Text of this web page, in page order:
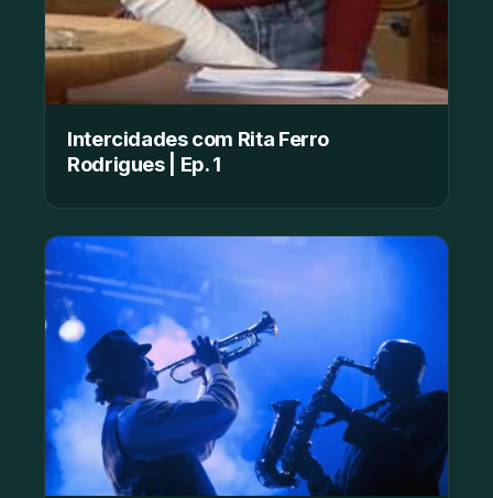
Intercidades com Rita Ferro
Rodrigues | Ep. 1